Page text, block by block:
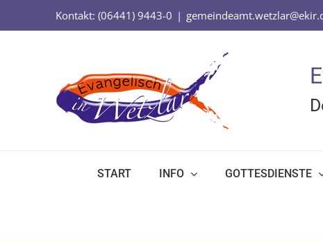
Kontakt: (06441) 9443-0 |
START INFO GOTTESDIENSTE